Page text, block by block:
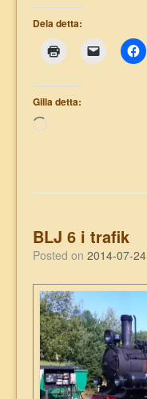
Dela detta:
Gilla detta:
Laddar
BLJ 6 i trafik
Posted on 2014-07-24